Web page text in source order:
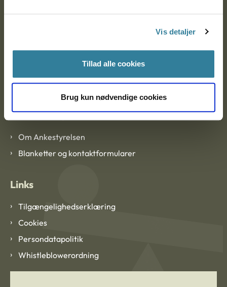
Vis detaljer
Tillad alle cookies
Brug kun nødvendige cookies
EAN: 57 98 000 35 48 21
CVR: 1007 4002
Om Ankestyrelsen
Om Ankestyrelsen
Blanketter og kontaktformularer
Links
Tilgængelighedserklæring
Cookies
Persondatapolitik
Whistleblowerordning